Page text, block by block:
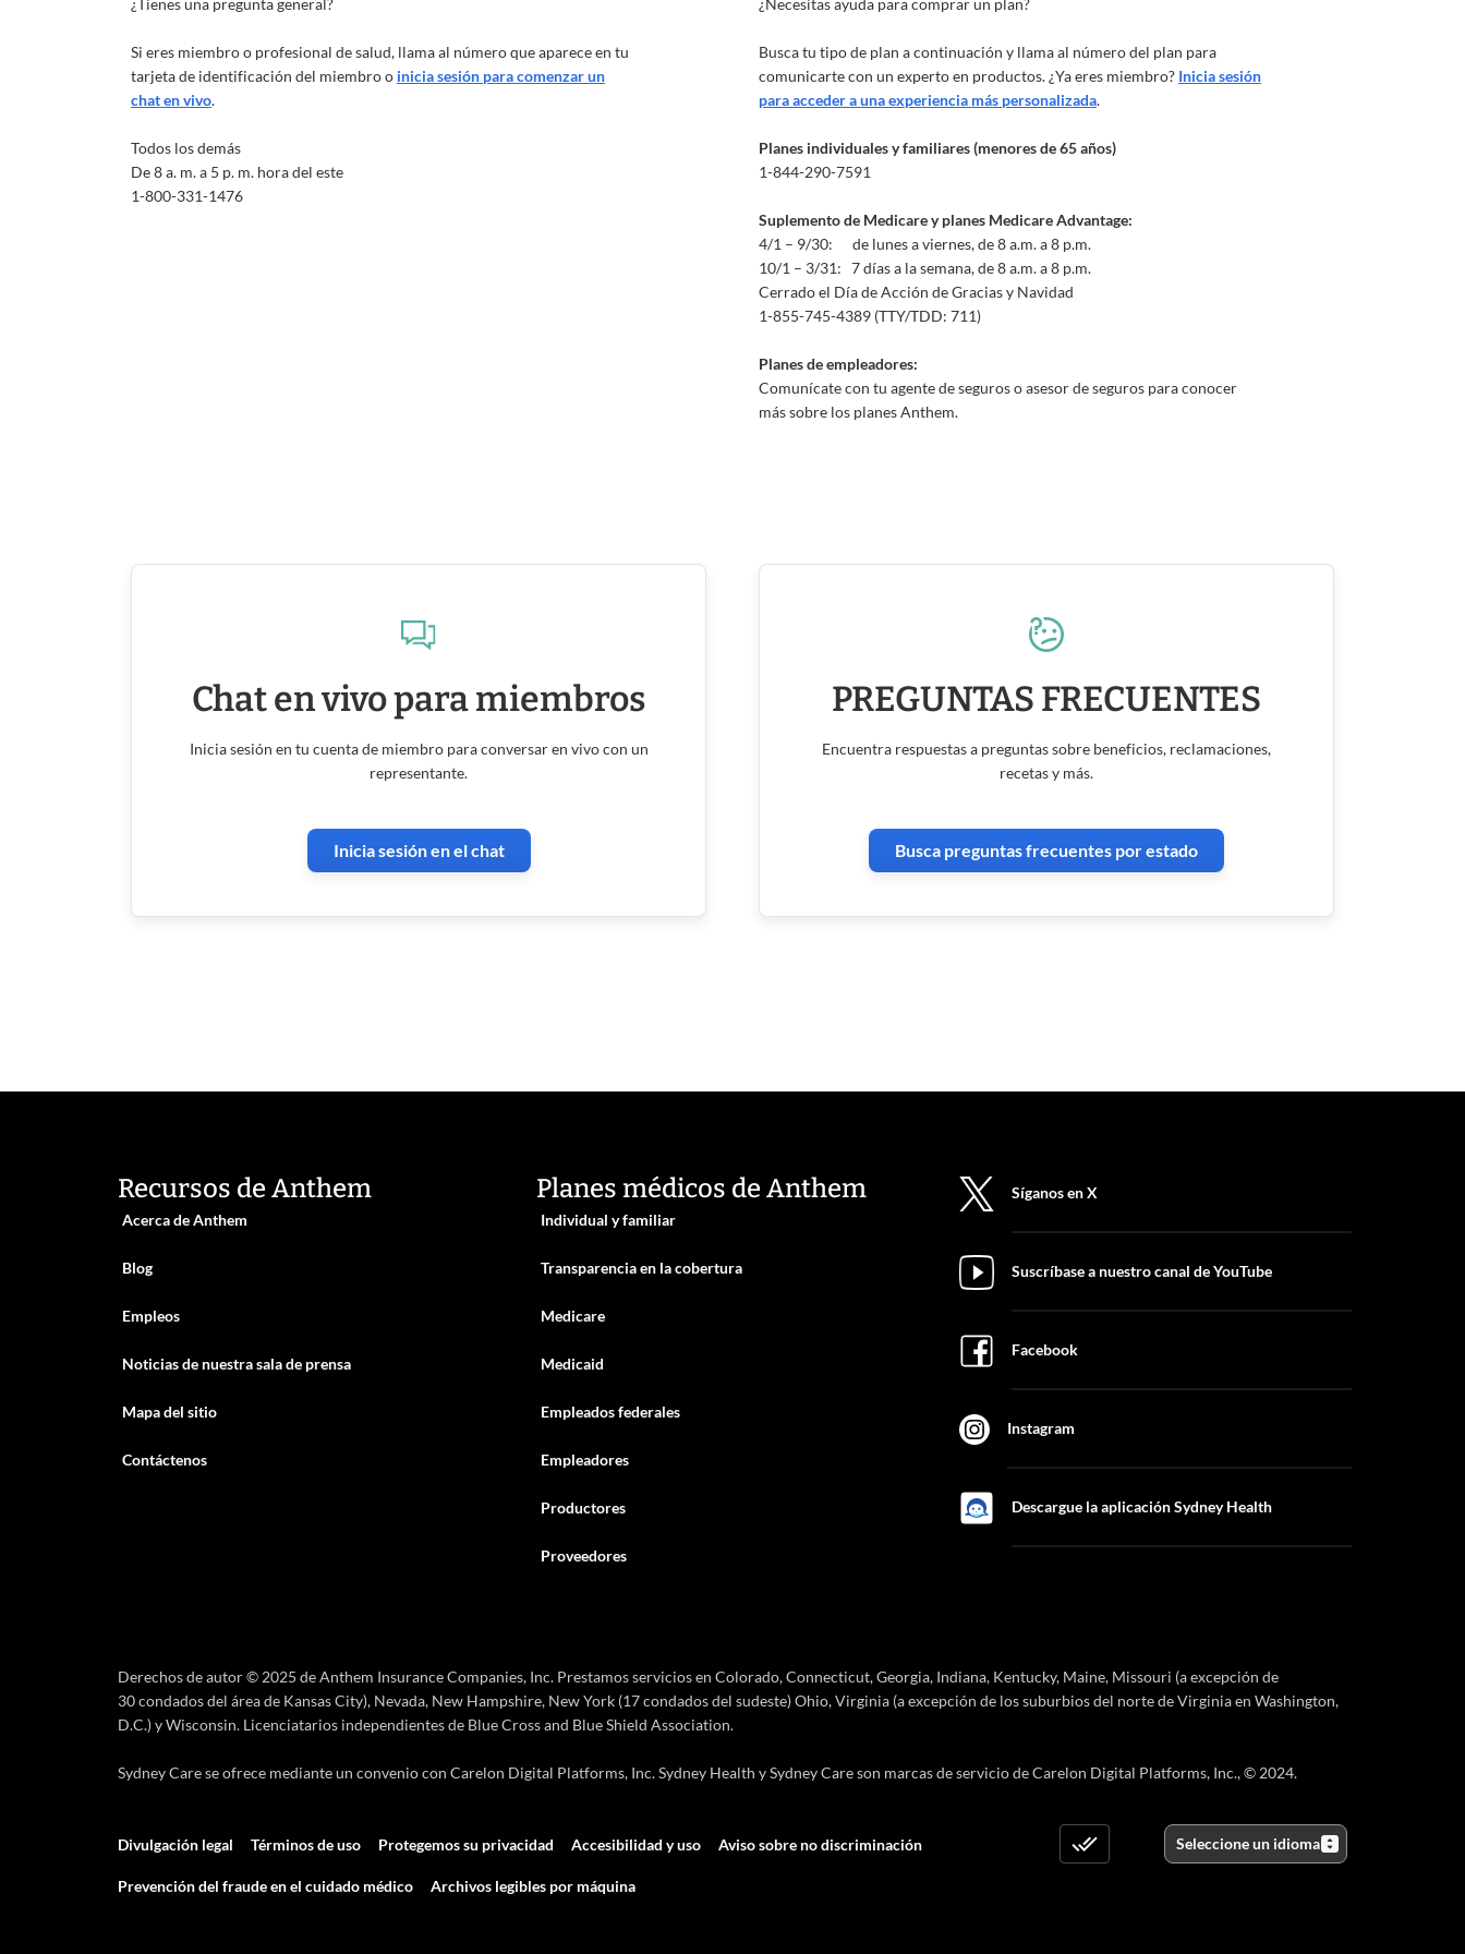
¿Tienes una pregunta general?
Si eres miembro o profesional de salud, llama al número que aparece en tu
tarjeta de identificación del miembro o inicia sesión para comenzar un
chat en vivo.
Todos los demás
De 8 a. m. a 5 p. m. hora del este
1-800-331-1476
¿Necesitas ayuda para comprar un plan?
Busca tu tipo de plan a continuación y llama al número del plan para
comunicarte con un experto en productos. ¿Ya eres miembro? Inicia sesión
para acceder a una experiencia más personalizada.
Planes individuales y familiares (menores de 65 años)
1-844-290-7591
Suplemento de Medicare y planes Medicare Advantage:
4/1 – 9/30: de lunes a viernes, de 8 a.m. a 8 p.m.
10/1 – 3/31: 7 días a la semana, de 8 a.m. a 8 p.m.
Cerrado el Día de Acción de Gracias y Navidad
1-855-745-4389 (TTY/TDD: 711)
Planes de empleadores:
Comunícate con tu agente de seguros o asesor de seguros para conocer
más sobre los planes Anthem.
Chat en vivo para miembros
Inicia sesión en tu cuenta de miembro para conversar en vivo con un
representante.
Inicia sesión en el chat
PREGUNTAS FRECUENTES
Encuentra respuestas a preguntas sobre beneficios, reclamaciones,
recetas y más.
Busca preguntas frecuentes por estado
Recursos de Anthem
Acerca de Anthem
Blog
Empleos
Noticias de nuestra sala de prensa
Mapa del sitio
Contáctenos
Planes médicos de Anthem
Individual y familiar
Transparencia en la cobertura
Medicare
Medicaid
Empleados federales
Empleadores
Productores
Proveedores
Síganos en X
Suscríbase a nuestro canal de YouTube
Facebook
Instagram
Descargue la aplicación Sydney Health
Derechos de autor © 2025 de Anthem Insurance Companies, Inc. Prestamos servicios en Colorado, Connecticut, Georgia, Indiana, Kentucky, Maine, Missouri (a excepción de
30 condados del área de Kansas City), Nevada, New Hampshire, New York (17 condados del sudeste) Ohio, Virginia (a excepción de los suburbios del norte de Virginia en Washington,
D.C.) y Wisconsin. Licenciatarios independientes de Blue Cross and Blue Shield Association.
Sydney Care se ofrece mediante un convenio con Carelon Digital Platforms, Inc. Sydney Health y Sydney Care son marcas de servicio de Carelon Digital Platforms, Inc., © 2024.
Divulgación legal Términos de uso Protegemos su privacidad Accesibilidad y uso Aviso sobre no discriminación
Prevención del fraude en el cuidado médico Archivos legibles por máquina